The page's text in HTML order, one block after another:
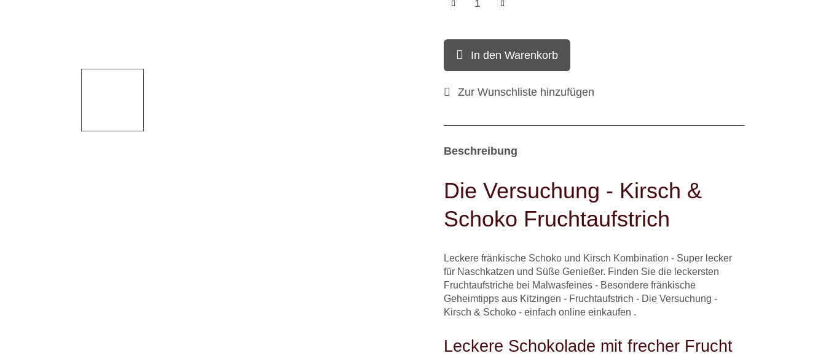
In den Warenkorb
Zur Wunschliste hinzufügen
Beschreibung
Die Versuchung - Kirsch &
Schoko Fruchtaufstrich
Leckere fränkische Schoko und Kirsch Kombination - Super lecker
für Naschkatzen und Süße Genießer. Finden Sie die leckersten
Fruchtaufstriche bei Malwasfeines - Besondere fränkische
Geheimtipps aus Kitzingen - Fruchtaufstrich - Die Versuchung -
Kirsch & Schoko - einfach online einkaufen .
Leckere Schokolade mit frecher Frucht